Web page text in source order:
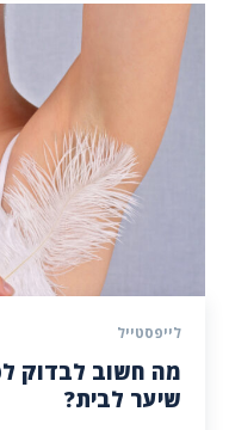
לייפסטייל
מה חשוב לבדוק
שיער לבית?